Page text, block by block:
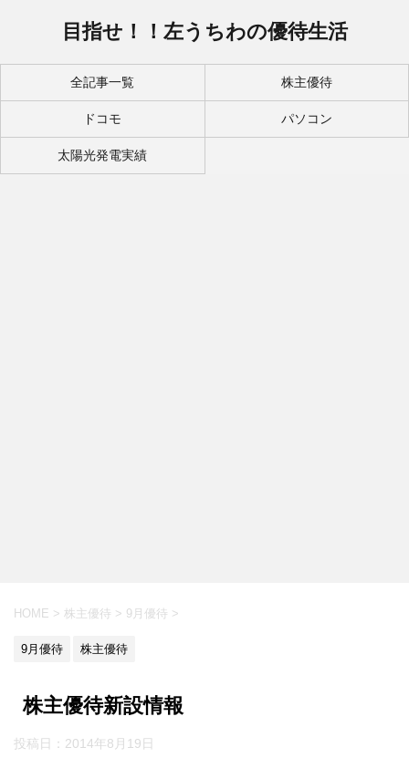
目指せ！！左うちわの優待生活
全記事一覧 株主優待
ドコモ パソコン
太陽光発電実績
HOME > 株主優待 > 9月優待 >
9月優待 株主優待
株主優待新設情報
投稿日： 2014年8月19日